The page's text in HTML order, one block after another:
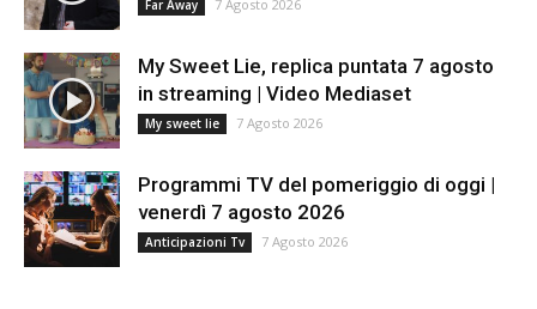
Far Away 7 Agosto 2026
My Sweet Lie, replica puntata 7 agosto
in streaming | Video Mediaset
My sweet lie 7 Agosto 2026
Programmi TV del pomeriggio di oggi |
venerdì 7 agosto 2026
Anticipazioni Tv 7 Agosto 2026